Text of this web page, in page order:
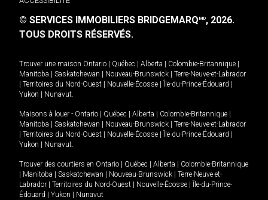
© SERVICES IMMOBILIERS BRIDGEMARQMD, 2026.
TOUS DROITS RÉSERVÉS.
Trouver une maison Ontario Québec Alberta Colombie-Britannique
Manitoba
Saskatchewan Nouveau-Brunswick
Terre-Neuve-et-Labrador
Territoires du Nord-Ouest Nouvelle-Écosse Île-du-Prince-Édouard
Yukon
Nunavut.
Maisons à louer - Ontario Québec Alberta Colombie-Britannique
Manitoba
Saskatchewan Nouveau-Brunswick
Terre-Neuve-et-Labrador
Territoires du Nord-Ouest Nouvelle-Écosse Île-du-Prince-Édouard
Yukon
Nunavut.
Trouver des courtiers en Ontario Québec Alberta
Colombie-Britannique
Manitoba Saskatchewan Nouveau-Brunswick
Terre-Neuve-et-
Labrador
Territoires du Nord-Ouest Nouvelle-Écosse
Île-du-Prince-
Édouard
Yukon Nunavut